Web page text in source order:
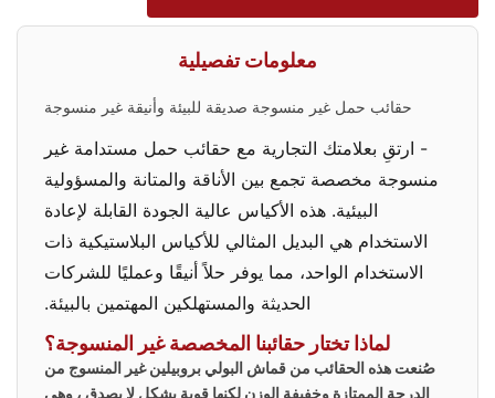
معلومات تفصيلية
حقائب حمل غير منسوجة صديقة للبيئة وأنيقة غير منسوجة
- ارتقِ بعلامتك التجارية مع حقائب حمل مستدامة غير
منسوجة مخصصة تجمع بين الأناقة والمتانة والمسؤولية
البيئية. هذه الأكياس عالية الجودة القابلة لإعادة
الاستخدام هي البديل المثالي للأكياس البلاستيكية ذات
الاستخدام الواحد، مما يوفر حلاً أنيقًا وعمليًا للشركات
الحديثة والمستهلكين المهتمين بالبيئة.
لماذا تختار حقائبنا المخصصة غير المنسوجة؟
صُنعت هذه الحقائب من قماش البولي بروبيلين غير المنسوج من
الدرجة الممتازة وخفيفة الوزن لكنها قوية بشكل لا يصدق ، وهي